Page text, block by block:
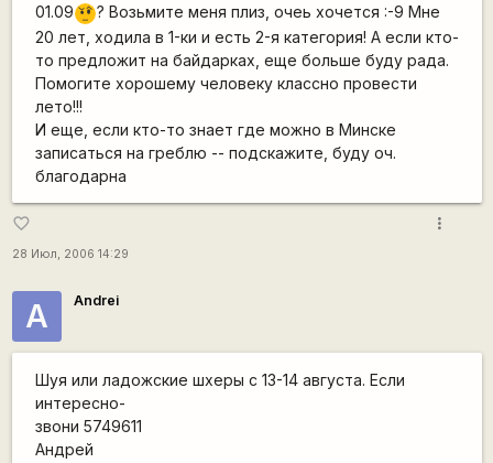
01.09???? Возьмите меня плиз, очеь хочется :-9 Мне
20 лет, ходила в 1-ки и есть 2-я категория! А если кто-
то предложит на байдарках, еще больше буду рада.
Помогите хорошему человеку классно провести
лето!!!
И еще, если кто-то знает где можно в Минске
записаться на греблю -- подскажите, буду оч.
благодарна
favorite_border
28 Июл, 2006 14:29
more_vert
A Andrei
Шуя или ладожские шхеры с 13-14 августа. Если
интересно-
звони 5749611
Андрей